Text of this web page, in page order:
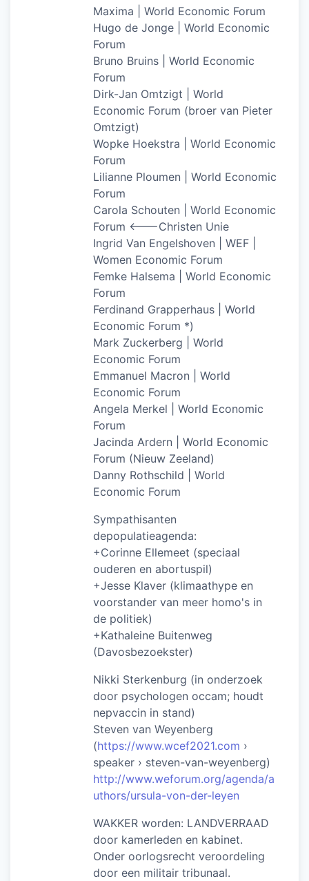
Maxima | World Economic Forum
Hugo de Jonge | World Economic
Forum
Bruno Bruins | World Economic
Forum
Dirk-Jan Omtzigt | World
Economic Forum (broer van Pieter
Omtzigt)
Wopke Hoekstra | World Economic
Forum
Lilianne Ploumen | World Economic
Forum
Carola Schouten | World Economic
Forum <——-Christen Unie
Ingrid Van Engelshoven | WEF |
Women Economic Forum
Femke Halsema | World Economic
Forum
Ferdinand Grapperhaus | World
Economic Forum *)
Mark Zuckerberg | World
Economic Forum
Emmanuel Macron | World
Economic Forum
Angela Merkel | World Economic
Forum
Jacinda Ardern | World Economic
Forum (Nieuw Zeeland)
Danny Rothschild | World
Economic Forum
Sympathisanten
depopulatieagenda:
+Corinne Ellemeet (speciaal
ouderen en abortuspil)
+Jesse Klaver (klimaathype en
voorstander van meer homo's in
de politiek)
+Kathaleine Buitenweg
(Davosbezoekster)
Nikki Sterkenburg (in onderzoek
door psychologen occam; houdt
nepvaccin in stand)
Steven van Weyenberg
(https://www.wcef2021.com ›
speaker › steven-van-weyenberg)
http://www.weforum.org/agenda/a
uthors/ursula-von-der-leyen
WAKKER worden: LANDVERRAAD
door kamerleden en kabinet.
Onder oorlogsrecht veroordeling
door een militair tribunaal.